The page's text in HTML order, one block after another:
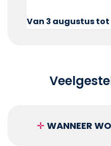
Van 3 augustus tot
✛ WANNEER